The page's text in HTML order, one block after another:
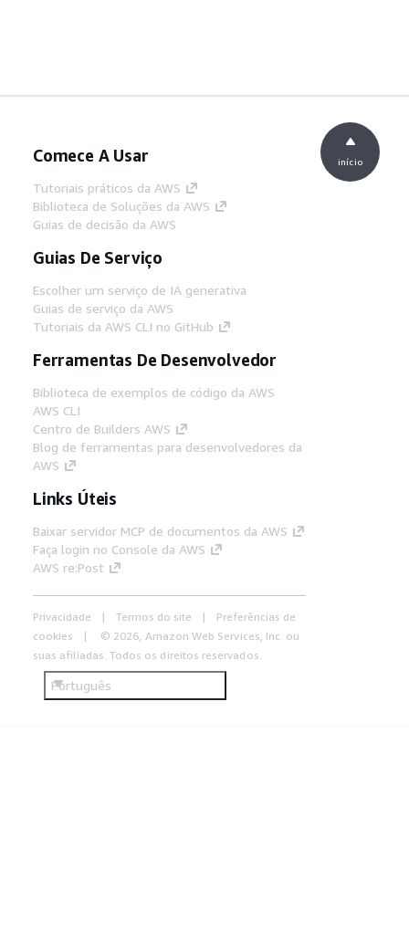
Comece A Usar
Tutoriais práticos da AWS
Biblioteca de Soluções da AWS
Guias de decisão da AWS
Guias De Serviço
Escolher um serviço de IA generativa
Guias de serviço da AWS
Tutoriais da AWS CLI no GitHub
Ferramentas De Desenvolvedor
Biblioteca de exemplos de código da AWS
AWS CLI
Centro de Builders AWS
Blog de ferramentas para desenvolvedores da
AWS
Links Úteis
Baixar servidor MCP de documentos da AWS
Faça login no Console da AWS
AWS re:Post
Privacidade Termos do site
Preferências de
cookies
© 2026, Amazon Web Services, Inc. ou
suas afiliadas. Todos os direitos reservados.
Português
início